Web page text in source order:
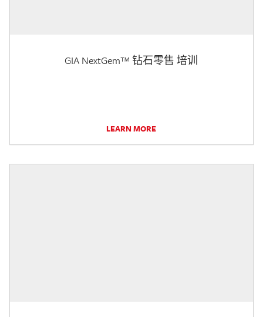
GIA NextGem™ 钻石零售 培训
LEARN MORE